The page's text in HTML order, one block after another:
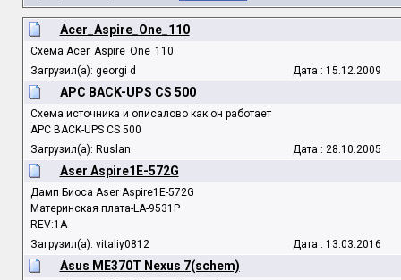
Acer_Aspire_One_110
Схема Acer_Aspire_One_110
Загрузил(а): georgi d
Дата : 15.12.2009
APC BACK-UPS CS 500
Схема источника и описалово как он работает
APC BACK-UPS CS 500
Загрузил(а): Ruslan
Дата : 28.10.2005
Aser Aspire1E-572G
Дамп Биоса Aser Aspire1E-572G
Материнская плата-LA-9531P
REV:1A
Загрузил(а): vitaliy0812
Дата : 13.03.2016
Asus ME370T Nexus 7(schem)